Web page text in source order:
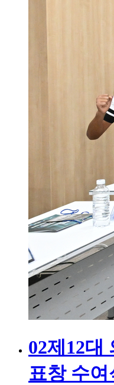
02제12대
표창 수여